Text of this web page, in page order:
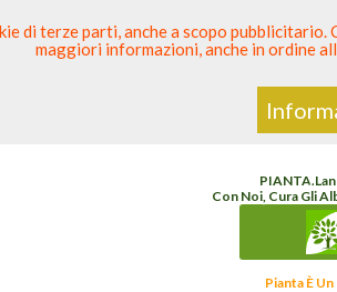
Odontoiatria
PIANTA.
Con Noi, Cura Gli
Pianta È
di terze parti, anche a scopo
maggiori informazioni, anche in ordine